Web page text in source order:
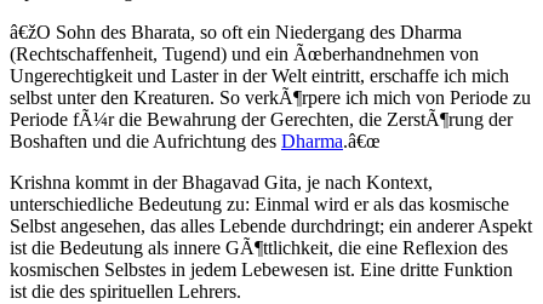
â€žO Sohn des Bharata, so oft ein Niedergang des Dharma
(Rechtschaffenheit, Tugend) und ein Ãœberhandnehmen von
Ungerechtigkeit und Laster in der Welt eintritt, erschaffe ich mich
selbst unter den Kreaturen. So verkÃ¶rpere ich mich von Periode zu
Periode fÃ¼r die Bewahrung der Gerechten, die ZerstÃ¶rung der
Boshaften und die Aufrichtung des Dharma.â€œ
Krishna kommt in der Bhagavad Gita, je nach Kontext,
unterschiedliche Bedeutung zu: Einmal wird er als das kosmische
Selbst angesehen, das alles Lebende durchdringt; ein anderer Aspekt
ist die Bedeutung als innere GÃ¶ttlichkeit, die eine Reflexion des
kosmischen Selbstes in jedem Lebewesen ist. Eine dritte Funktion
ist die des spirituellen Lehrers.